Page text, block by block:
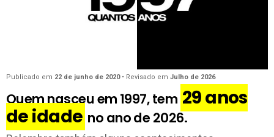
Publicado em 22 de junho de 2020• Revisado em Julho de 2026
Quem nasceu em 1997, tem 29 anos
de idade no ano de 2026.